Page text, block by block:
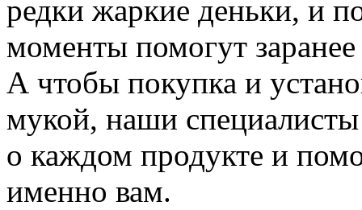
редки жаркие деньки, и
моменты помогут
А чтобы покупка и
мукой, наши специалисты
о каждом продукте и
именно вам.